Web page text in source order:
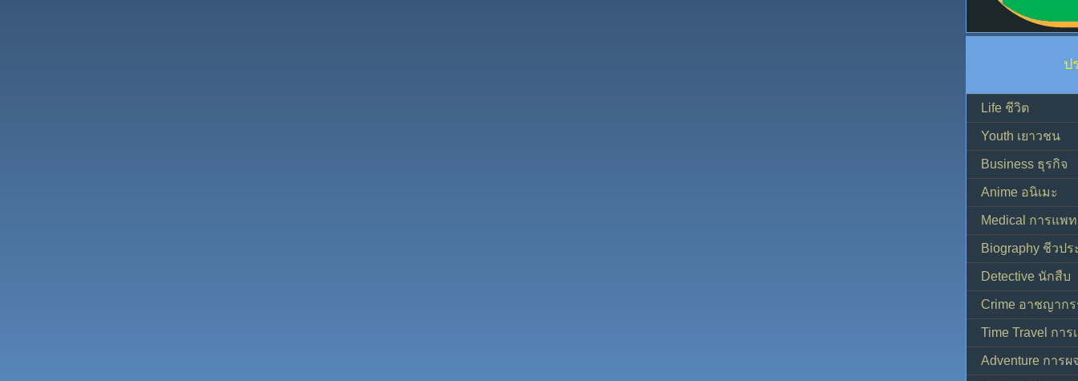
ป
Life ชีวิต
Youth เยาวชน
Business ธุรกิจ
Anime อนิเมะ
Medical การแพ
Biography ชีวปร
Detective นักสืบ
Crime อาชญาก
Time Travel กา
Adventure การ